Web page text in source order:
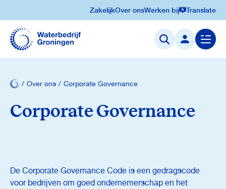
Navigatie
overslaan
ZakelijkOver onsWerken bij Translate
Menu
openen
Over ons Corporate Governance
Corporate Governance
De Corporate Governance Code is een gedragscode
voor bedrijven om goed ondernemerschap en het